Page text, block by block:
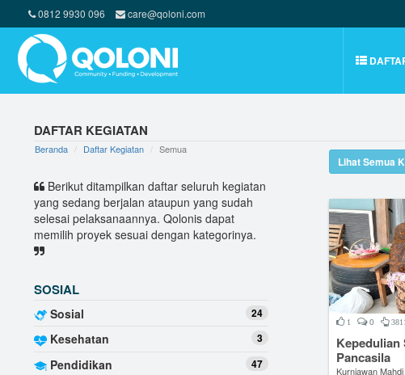
0812 9930 096 care@qoloni.com
DAFTAR KEGIATAN
Beranda Daftar Kegiatan Semua
Berikut ditampilkan daftar seluruh kegiatan
yang sedang berjalan ataupun yang sudah
selesai pelaksanaannya. Qolonis dapat
memilih proyek sesuai dengan kategorinya.
SOSIAL
Sosial 24
Kesehatan 3
Pendidikan 47
Lihat Semua
1 0
Pancasila
Kurniawan Mahdi